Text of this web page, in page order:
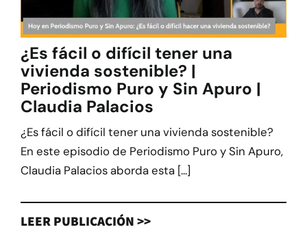
¿Es fácil o difícil tener una
vivienda sostenible? |
Periodismo Puro y Sin Apuro |
Claudia Palacios
¿Es fácil o difícil tener una vivienda sostenible?
En este episodio de Periodismo Puro y Sin Apuro,
Claudia Palacios aborda esta [...]
LEER PUBLICACIÓN >>